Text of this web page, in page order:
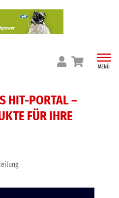
MENÜ
HIT-PORTAL –
FÜR IHRE